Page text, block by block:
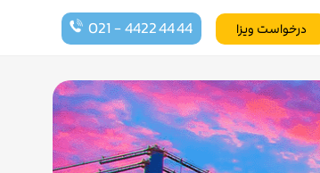
درخواست ویزا 021 - 4422 44 44